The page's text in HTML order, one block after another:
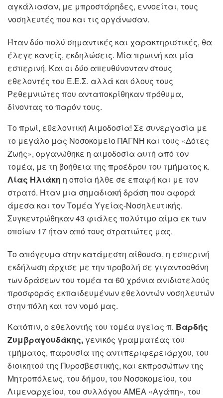
αγκάλιασαν, με μπροστάρηδες, εννοείται, τους
νοσηλευτές που και τις οργάνωσαν.
Ήταν δύο πολύ σημαντικές και χαρακτηριστικές, θα
έλεγε κανείς, εκδηλώσεις. Μία πρωινή και μία
εσπερινή. Και οι δύο απευθύνονταν στους
εθελοντές του Ε.Ε.Σ. αλλά και όλους τους
Ρεθεμνιώτες που ανταποκρίθηκαν πρόθυμα,
δίνοντας το παρόν τους.
Το πρωί, εθελοντική Αιμοδοσία! Σε συνεργασία με
το μεγάλο μας Νοσοκομείο ΠΑΓΝΗ και τους «Δότες
Ζωής», οργανώθηκε η αιμοδοσία αυτή από τον
τομέα, με τη βοήθεια της προέδρου του τμήματος κ.
Λίας Ηλιάκη η οποία ήλθε σε επαφή και με τον
στρατό. Ήταν μια σημαδιακή δράση που αφορά
άμεσα και τον Τομέα Υγείας-Νοσηλευτικής.
Συγκεντρώθηκαν 43 φιάλες πολύτιμο αίμα εκ των
οποίων 17 ήταν από τους στρατιώτες μας.
Το απόγευμα στην κατάμεστη αίθουσα, η εσπερινή
εκδήλωση άρχισε με την προβολή σε γιγαντοοθόνη
των δράσεων του τομέα τα 60 χρόνια ανιδιοτελούς
προσφοράς εκπαιδευμένων εθελοντών νοσηλευτών
στην πόλη και τον νομό μας.
Κατόπιν, ο εθελοντής του τομέα υγείας π. Βαρδής
Ζυμβραγουδάκης, γενικός γραμματέας του
τμήματος, παρουσία της αντιπεριφερειάρχου, του
διοικητού της Πυροσβεστικής, και εκπροσώπων της
Μητροπόλεως, του δήμου, του Νοσοκομείου, του
Λιμεναρχείου, του συλλόγου ΑΜΕΑ «Αγάπη», του